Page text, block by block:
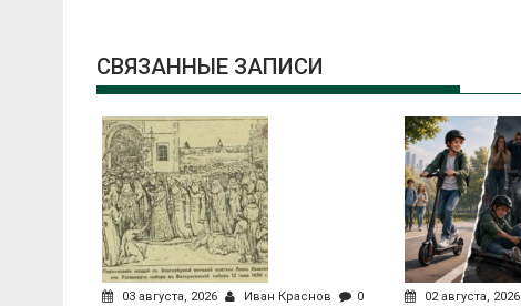
СВЯЗАННЫЕ ЗАПИСИ
03 августа, 2026 Иван Краснов 0 02 августа, 2026